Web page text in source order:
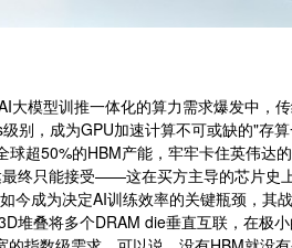
模型训推一体化的算力需求爆发中，
别，成为GPU加速计算不可或缺的"存
超50%的HBM产能，牢牢卡住英伟达
终只能接受——这在买方主导的芯片史
今成为决定AI训练效率的关键瓶颈，其
堆叠将多个DRAM die垂直互联，在极